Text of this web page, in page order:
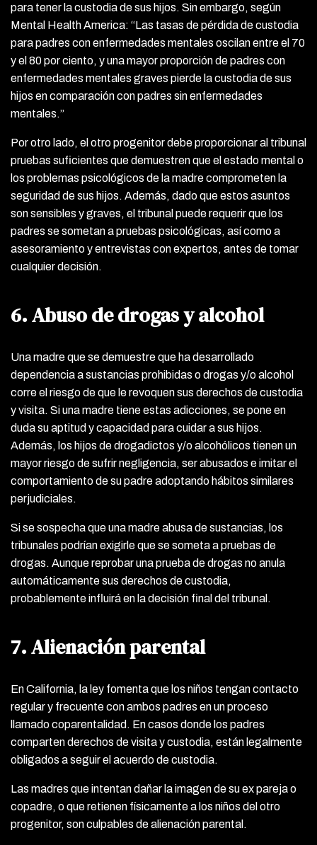
para tener la custodia de sus hijos. Sin embargo, según
Mental Health America: “Las tasas de pérdida de custodia
para padres con enfermedades mentales oscilan entre el 70
y el 80 por ciento, y una mayor proporción de padres con
enfermedades mentales graves pierde la custodia de sus
hijos en comparación con padres sin enfermedades
mentales.”
Por otro lado, el otro progenitor debe proporcionar al tribunal
pruebas suficientes que demuestren que el estado mental o
los problemas psicológicos de la madre comprometen la
seguridad de sus hijos. Además, dado que estos asuntos
son sensibles y graves, el tribunal puede requerir que los
padres se sometan a pruebas psicológicas, así como a
asesoramiento y entrevistas con expertos, antes de tomar
cualquier decisión.
6. Abuso de drogas y alcohol
Una madre que se demuestre que ha desarrollado
dependencia a sustancias prohibidas o drogas y/o alcohol
corre el riesgo de que le revoquen sus derechos de custodia
y visita. Si una madre tiene estas adicciones, se pone en
duda su aptitud y capacidad para cuidar a sus hijos.
Además, los hijos de drogadictos y/o alcohólicos tienen un
mayor riesgo de sufrir negligencia, ser abusados e imitar el
comportamiento de su padre adoptando hábitos similares
perjudiciales.
Si se sospecha que una madre abusa de sustancias, los
tribunales podrían exigirle que se someta a pruebas de
drogas. Aunque reprobar una prueba de drogas no anula
automáticamente sus derechos de custodia,
probablemente influirá en la decisión final del tribunal.
7. Alienación parental
En California, la ley fomenta que los niños tengan contacto
regular y frecuente con ambos padres en un proceso
llamado coparentalidad. En casos donde los padres
comparten derechos de visita y custodia, están legalmente
obligados a seguir el acuerdo de custodia.
Las madres que intentan dañar la imagen de su ex pareja o
copadre, o que retienen físicamente a los niños del otro
progenitor, son culpables de alienación parental.